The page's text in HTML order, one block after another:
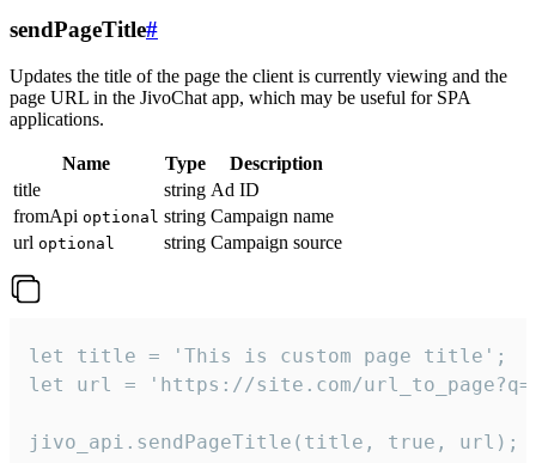
sendPageTitle#
Updates the title of the page the client is currently viewing and the
page URL in the JivoChat app, which may be useful for SPA
applications.
Name Type
Description
title
string Ad ID
fromApi optional string Campaign name
url optional string Campaign source
let title = 'This is custom page title';
let url = 'https://site.com/
jivo_api.sendPageTitle(title, true, url);